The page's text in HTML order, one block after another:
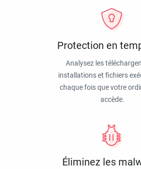
Protection en
Analysez les
installations et fichiers
chaque fois que votre
accède.
Éliminez les